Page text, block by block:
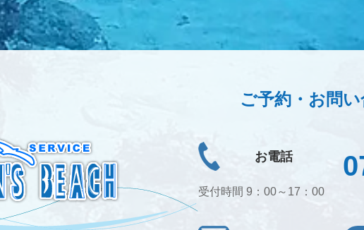
ご予約・お問
お電話
受付時間 9：00～17：00